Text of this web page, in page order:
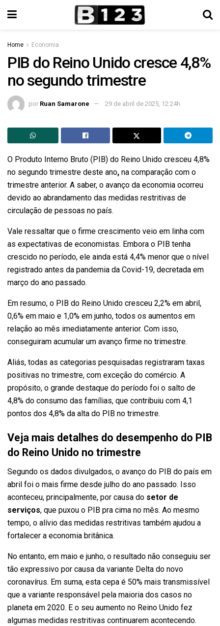
Home Economia
PIB do Reino Unido cresce 4,8%
no segundo trimestre
por Ruan Samarone 29 de abril de 2025, 12:24h
O Produto Interno Bruto (PIB) do Reino Unido cresceu 4,8%
no segundo trimestre deste ano, na comparação com o
trimestre anterior. A saber, o avanço da economia ocorreu
devido ao abrandamento das medidas restritivas de
circulação de pessoas no país.
Vale ressaltar que o firme crescimento veio em linha com
as expectativas de economistas. Embora o PIB tenha
crescido no período, ele ainda está 4,4% menor que o nível
registrado antes da pandemia da Covid-19, decretada em
março do ano passado.
Em resumo, o PIB do Reino Unido cresceu 2,2% em abril,
0,6% em maio e 1,0% em junho, todos os aumentos em
relação ao mês imediatamente anterior. Com isso,
conseguiram acumular um avanço firme no trimestre.
Aliás, todas as categorias pesquisadas registraram taxas
positivas no trimestre, com exceção do comércio. A
propósito, o grande destaque do período foi o salto de
4,8% do consumo das famílias, que contribuiu com 4,1
pontos dos 4,8% da alta do PIB no trimestre.
Veja mais detalhes do desempenho do PIB
do Reino Unido no trimestre
Segundo os dados divulgados, o avanço do PIB do país em
abril foi o mais firme desde julho do ano passado. Isso
aconteceu, principalmente, por causa do setor de
serviços, que puxou o PIB pra cima no mês. Ao mesmo
tempo, o alívio das medidas restritivas também ajudou a
fortalecer a economia britânica.
No entanto, em maio e junho, o resultado não conseguiu ser
tão expressivo por causa da variante Delta do novo
coronavírus. Em suma, esta cepa é 50% mais transmissível
que a variante responsável pela maioria dos casos no
planeta em 2020. E o seu aumento no Reino Unido fez
algumas medidas restritivas continuarem acontecendo.